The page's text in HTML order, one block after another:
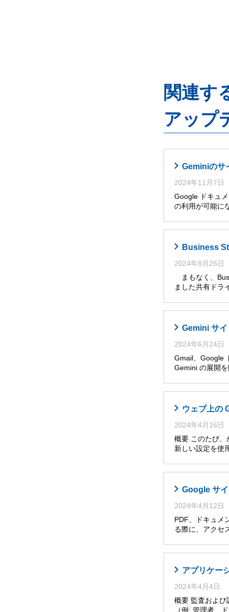
関連す
アップ
Geminiのサ
2024年11月7日
Google ドキュ
の利用が可能に
Business
2024年8月26日
まもなく、
ました共有ドラ
Gemini サ
2024年6月24日
Gmail、Google
Gemini の展開
ウェブ上の
2024年4月16日
概要 このたび、
新しい設定を使
Google サ
2024年4月12日
PDF、ドキュメ
る際に、アクセ
アプリケー
2024年4月4日
概要 監査および
（例: 管理者、